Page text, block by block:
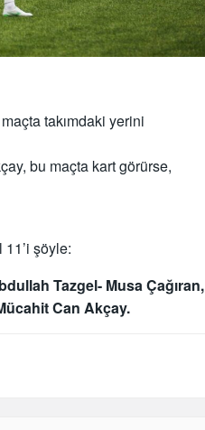
takımdaki yerini
bu maçta kart görürse,
11’i şöyle:
Tazgel- Musa Çağıran,
Can Akçay.